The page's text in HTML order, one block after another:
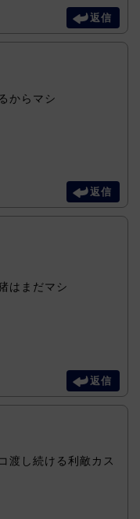
返信
からマシ
返信
はまだマシ
返信
渡し続ける利敵カス